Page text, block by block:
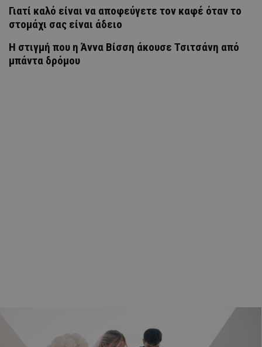
Γιατί καλό είναι να αποφεύγετε τον καφέ όταν το
στομάχι σας είναι άδειο
H στιγμή που η Άννα Βίσση άκουσε Τσιτσάνη από
μπάντα δρόμου